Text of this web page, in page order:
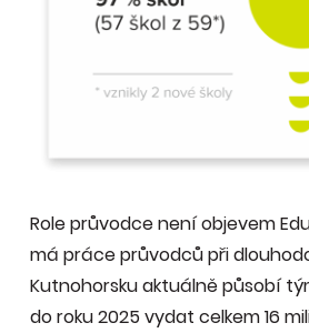
Role průvodce není objevem
má práce průvodců při
Kutnohorsku aktuálně působí
do roku 2025 vydat celkem 16